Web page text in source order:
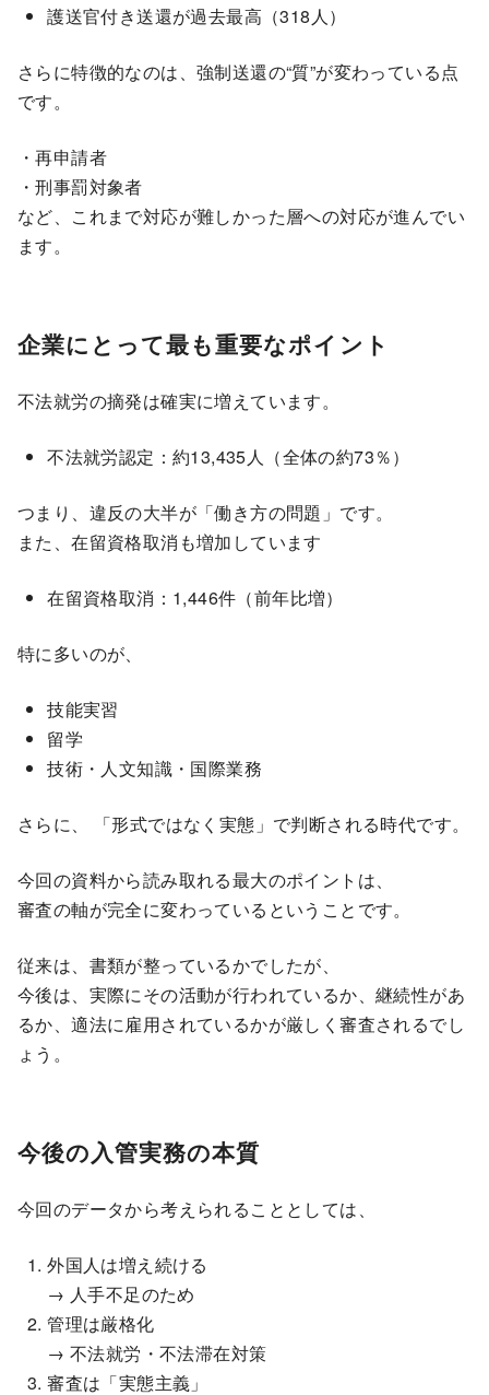
護送官付き送還が過去最高（318人）
さらに特徴的なのは、強制送還の“質”が変わっている点
です。
・再申請者
・刑事罰対象者
など、これまで対応が難しかった層への対応が進んでい
ます。
企業にとって最も重要なポイント
不法就労の摘発は確実に増えています。
不法就労認定：約13,435人（全体の約73％）
つまり、違反の大半が「働き方の問題」です。
また、在留資格取消も増加しています
在留資格取消：1,446件（前年比増）
特に多いのが、
技能実習
留学
技術・人文知識・国際業務
さらに、 「形式ではなく実態」で判断される時代です。
今回の資料から読み取れる最大のポイントは、
審査の軸が完全に変わっているということです。
従来は、書類が整っているかでしたが、
今後は、実際にその活動が行われているか、継続性があ
るか、適法に雇用されているかが厳しく審査されるでし
ょう。
今後の入管実務の本質
今回のデータから考えられることとしては、
外国人は増え続ける
→ 人手不足のため
管理は厳格化
→ 不法就労・不法滞在対策
審査は「実態主義」